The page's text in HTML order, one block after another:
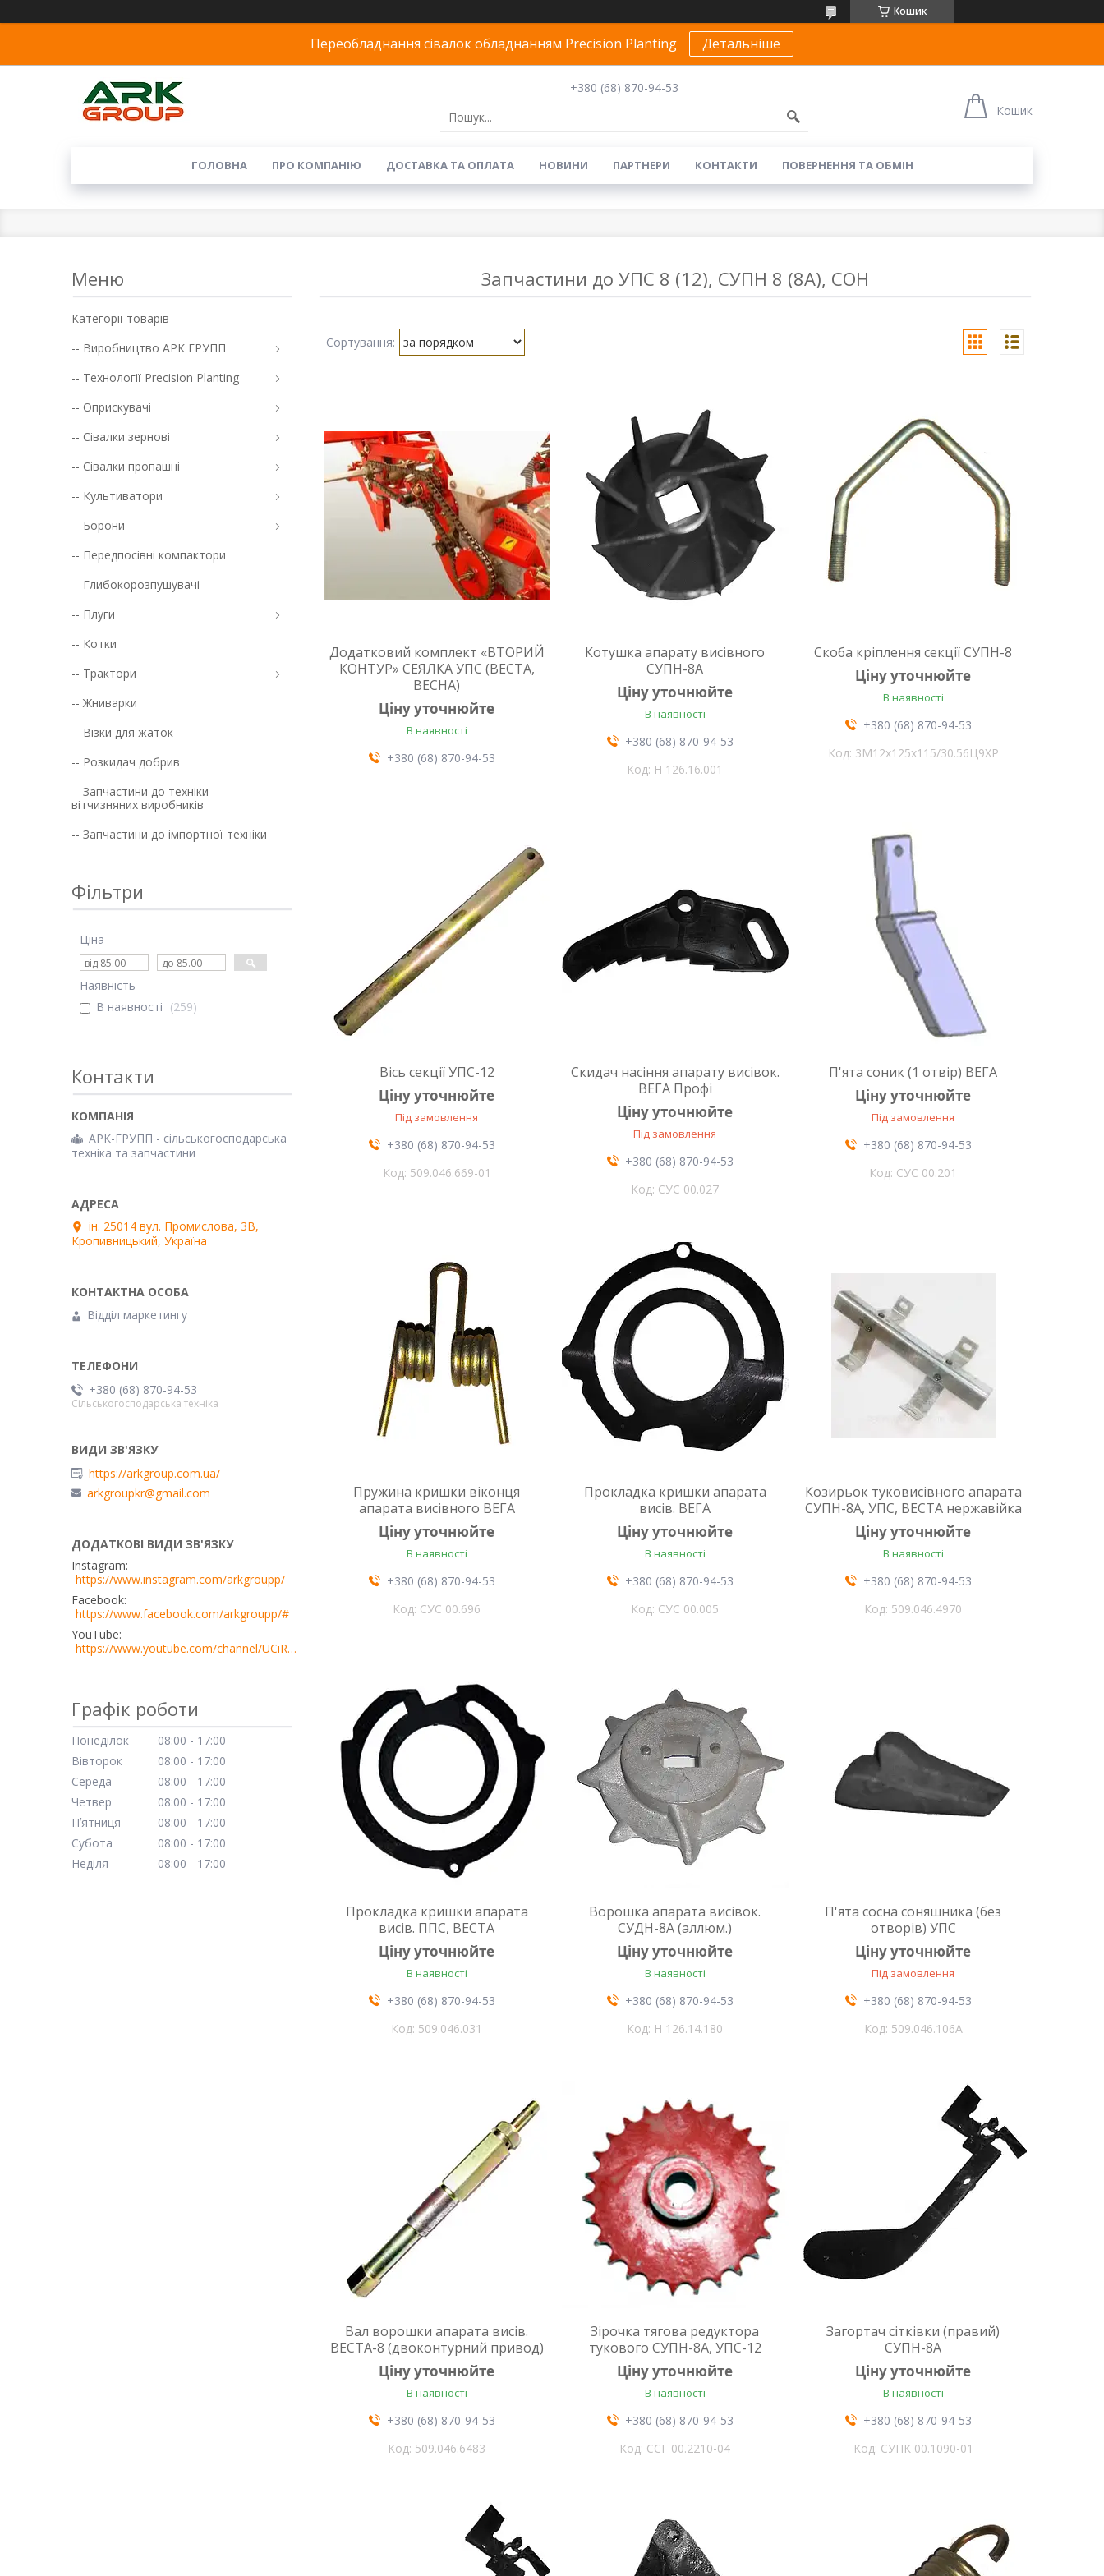
Кошик
Переобладнання сівалок обладнанням Precision Planting Детальніше
+380 (68) 870-94-53
Кошик
ГОЛОВНА ПРО КОМПАНІЮ ДОСТАВКА ТА ОПЛАТА НОВИНИ ПАРТНЕРИ КОНТАКТИ ПОВЕРНЕННЯ ТА ОБМІН
Запчастини до УПС 8 (12), СУПН 8 (8А), СОН
Додатковий комплект «ВТОРИЙ
КОНТУР» СЕЯЛКА УПС (ВЕСТА,
ВЕСНА)
Ціну уточнюйте
В наявності
+380 (68) 870-94-53
Котушка апарату висівного
СУПН-8А
Ціну уточнюйте
В наявності
+380 (68) 870-94-53
Н 126.16.001
Скоба кріплення секції СУПН-8
Ціну уточнюйте
В наявності
+380 (68) 870-94-53
3М12х125х115/30.56Ц9ХР
Вісь секції УПС-12
Ціну уточнюйте
Під замовлення
+380 (68) 870-94-53
509.046.669-01
Скидач насіння апарату висівок.
ВЕГА Профі
Ціну уточнюйте
Під замовлення
+380 (68) 870-94-53
СУС 00.027
П'ята соник (1 отвір) ВЕГА
Ціну уточнюйте
Під замовлення
+380 (68) 870-94-53
СУС 00.201
Пружина кришки віконця
апарата висівного ВЕГА
Ціну уточнюйте
В наявності
+380 (68) 870-94-53
СУС 00.696
Прокладка кришки апарата
висів. ВЕГА
Ціну уточнюйте
В наявності
+380 (68) 870-94-53
СУС 00.005
Козирьок туковисівного апарата
СУПН-8А, УПС, ВЕСТА нержавійка
Ціну уточнюйте
В наявності
+380 (68) 870-94-53
509.046.4970
Прокладка кришки апарата
висів. ППС, ВЕСТА
Ціну уточнюйте
В наявності
+380 (68) 870-94-53
509.046.031
Ворошка апарата висівок.
СУДН-8А (аллюм.)
Ціну уточнюйте
В наявності
+380 (68) 870-94-53
Н 126.14.180
П'ята сосна соняшника (без
отворів) УПС
Ціну уточнюйте
Під замовлення
+380 (68) 870-94-53
509.046.106А
Вал ворошки апарата висів.
ВЕСТА-8 (двоконтурний привод)
Ціну уточнюйте
В наявності
+380 (68) 870-94-53
509.046.6483
Зірочка тягова редуктора
тукового СУПН-8А, УПС-12
Ціну уточнюйте
В наявності
+380 (68) 870-94-53
ССГ 00.2210-04
Загортач сітківки (правий)
СУПН-8А
Ціну уточнюйте
В наявності
+380 (68) 870-94-53
СУПК 00.1090-01
Категорії товарів
-- Виробництво АРК ГРУПП
-- Технології Precision Planting
-- Оприскувачі
-- Сівалки зернові
-- Сівалки пропашні
-- Культиватори
-- Борони
-- Передпосівні компактори
-- Глибокорозпушувачі
-- Плуги
-- Котки
-- Трактори
-- Жниварки
-- Візки для жаток
-- Розкидач добрив
-- Запчастини до техніки
вітчизняних виробників
-- Запчастини до імпортної техніки
Фільтри
Ціна
Наявність
В наявності
259
Контакти
АРК-ГРУПП - сільськогосподарська
техніка та запчастини
ін. 25014 вул. Промислова, 3В,
Кропивницький, Україна
Відділ маркетингу
+380 (68) 870-94-53
Сільськогосподарська техніка
https://arkgroup.com.ua/
arkgroupkr@gmail.com
Instagram
https://www.instagram.com/arkgroupp/
Facebook
https://www.facebook.com/arkgroupp/#
YouTube
https://www.youtube.com/channel/UCiRn0bimE2wN5YDm06TPoZQ
Графік роботи
Понеділок 08:00
17:00
Вівторок
08:00
17:00
Середа
08:00
17:00
Четвер
08:00
17:00
Пʼятниця
08:00
17:00
Субота
08:00
17:00
Неділя
08:00 17:00